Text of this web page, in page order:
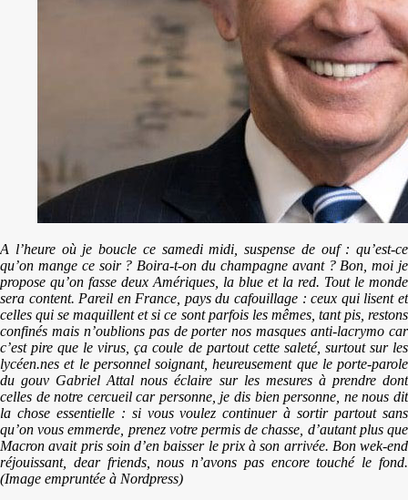
A l’heure où je boucle ce samedi midi, suspense de ouf : qu’est-ce
qu’on mange ce soir ? Boira-t-on du champagne avant ? Bon, moi je
propose qu’on fasse deux Amériques, la blue et la red. Tout le monde
sera content. Pareil en France, pays du cafouillage : ceux qui lisent et
celles qui se maquillent et si ce sont parfois les mêmes, tant pis, restons
confinés mais n’oublions pas de porter nos masques anti-lacrymo car
c’est pire que le virus, ça coule de partout cette saleté, surtout sur les
lycéen.nes et le personnel soignant, heureusement que le porte-parole
du gouv Gabriel Attal nous éclaire sur les mesures à prendre dont
celles de notre cercueil car personne, je dis bien personne, ne nous dit
la chose essentielle : si vous voulez continuer à sortir partout sans
qu’on vous emmerde, prenez votre permis de chasse, d’autant plus que
Macron avait pris soin d’en baisser le prix à son arrivée. Bon wek-end
réjouissant, dear friends, nous n’avons pas encore touché le fond.
(Image empruntée à Nordpress)